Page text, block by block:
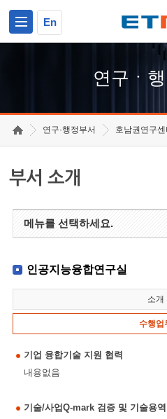
En
연구ㆍ
연구·행정부서 호남권연구센
부서 소개
메뉴를 선택하세요.
인공지능융합연구실
소개
수행업
기업 융합기술 지원 협력
내용없음
기술/사업Q-mark 검증 및 기술용